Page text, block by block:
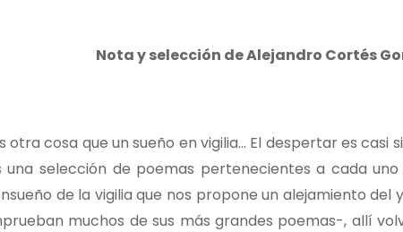
Nota y selección de Alejandro Cortés
cosa que un sueño en vigilia… El despertar es casi
selección de poemas pertenecientes a cada uno
de la vigilia que nos propone un alejamiento del
muchos de sus más grandes poemas-, allí